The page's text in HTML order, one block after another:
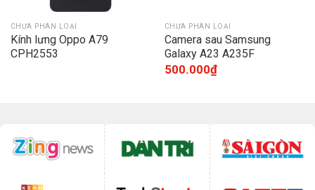
CHƯA PHÂN LOẠI
Kính lưng Oppo A79
CPH2553
CHƯA PHÂN LOẠI
Camera sau Samsung
Galaxy A23 A235F
500.000₫